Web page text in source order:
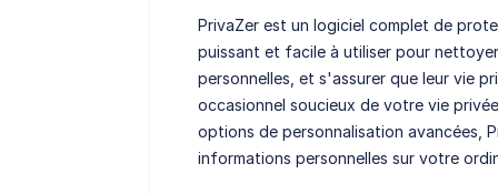
PrivaZer est un logiciel complet de
puissant et facile à utiliser pour
personnelles, et s'assurer que leur vie
occasionnel soucieux de votre vie
options de personnalisation avancées,
informations personnelles sur votre